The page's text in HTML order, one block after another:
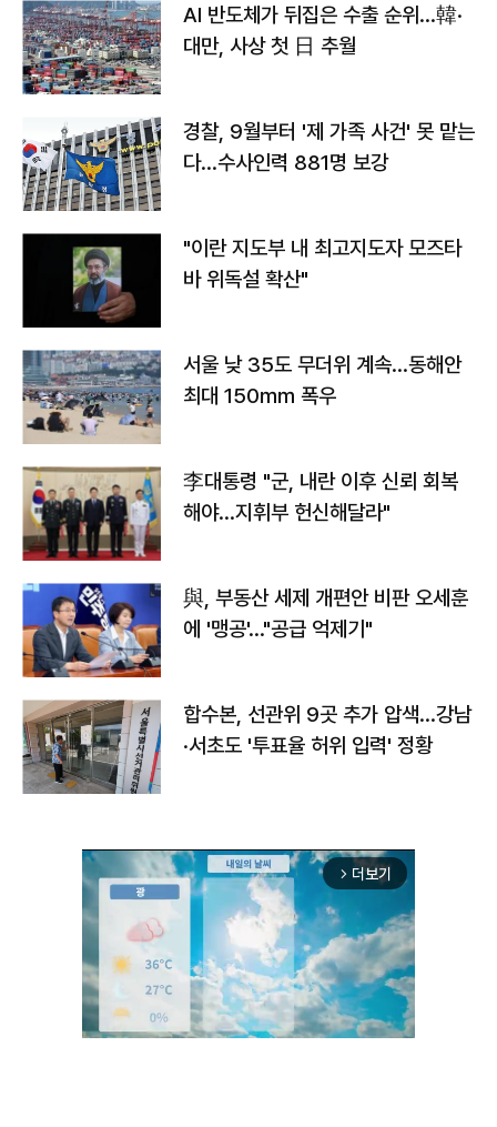
AI 반도체가 뒤집은 수출 순위…韓·
대만, 사상 첫 日 추월
경찰, 9월부터 '제 가족 사건' 못 맡는
다…수사인력 881명 보강
"이란 지도부 내 최고지도자 모즈타
바 위독설 확산"
서울 낮 35도 무더위 계속…동해안
최대 150㎜ 폭우
李대통령 "군, 내란 이후 신뢰 회복
해야…지휘부 헌신해달라"
與, 부동산 세제 개편안 비판 오세훈
에 '맹공'…"공급 억제기"
합수본, 선관위 9곳 추가 압색…강남
·서초도 '투표율 허위 입력' 정황
arrow_forward_ios 더보기